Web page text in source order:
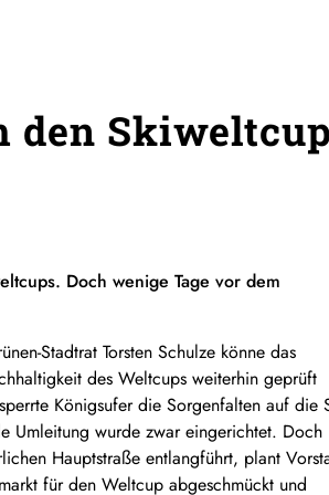
den
Doch wenige Tage vor dem
Stadtrat Torsten Schulze könne das
des Weltcups weiterhin geprüft
Königsufer die Sorgenfalten auf die
Umleitung wurde zwar eingerichtet. Doch
Hauptstraße entlangführt, plant
für den Weltcup abgeschmückt und